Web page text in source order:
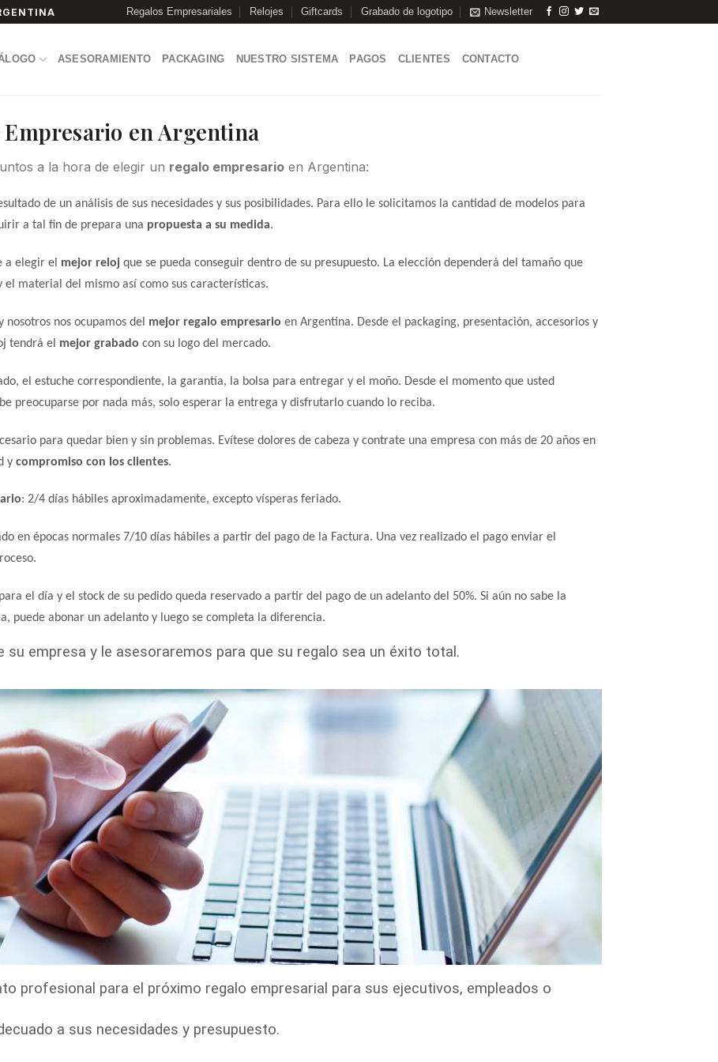
Regalos Empresariales Relojes Giftcards Grabado de logotipo Newsletter
ASESORAMIENTO PACKAGING NUESTRO SISTEMA PAGOS CLIENTES CONTACTO
Empresario en Argentina
a la hora de elegir un regalo empresario en Argentina:
de un análisis de sus necesidades y sus posibilidades. Para ello le solicitamos la cantidad de modelos para
a tal fin de prepara una propuesta a su medida.
a elegir el mejor relojque se pueda conseguir dentro de su presupuesto. La elección dependerá del tamaño que
material del mismo así como sus características.
nos ocupamos del mejor regalo empresario en Argentina. Desde el packaging, presentación, accesorios y
tendrá el mejor grabado con su logo del mercado.
el estuche correspondiente, la garantía, la bolsa para entregar y el moño. Desde el momento que usted
preocuparse por nada más, solo esperar la entrega y disfrutarlo cuando lo reciba.
para quedar bien y sin problemas. Evítese dolores de cabeza y contrate una empresa con más de 20 años en
y compromiso con los clientes.
: 2/4 días hábiles aproximadamente, excepto vísperas feriado.
en épocas normales 7/10 días hábiles a partir del pago de la Factura. Una vez realizado el pago enviar el
el día y el stock de su pedido queda reservado a partir del pago de un adelanto del 50%. Si aún no sabe la
puede abonar un adelanto y luego se completa la diferencia.
su empresa y le asesoraremos para que su regalo sea un éxito total.
profesional para el próximo regalo empresarial para sus ejecutivos, empleados o
a sus necesidades y presupuesto.